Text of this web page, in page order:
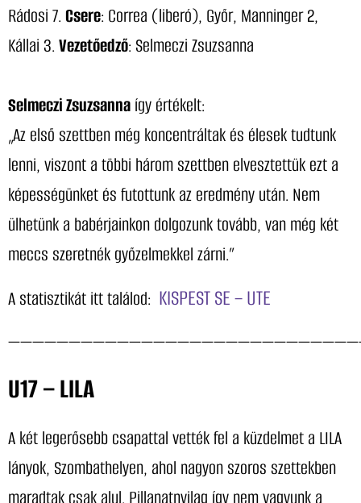
Rádosi 7.Csere: Correa (liberó), Győr, Manninger 2,
Kállai 3.Vezetőedző: Selmeczi Zsuzsanna
Selmeczi Zsuzsannaígy értékelt:
„Az első szettben még koncentráltak és élesek tudtunk
lenni, viszont a többi három szettben elvesztettük ezt a
képességünket és futottunk az eredmény után. Nem
ülhetünk a babérjainkon dolgozunk tovább, van még két
meccs szeretnék győzelmekkel zárni.”
A statisztikát itt találod: KISPEST SE – UTE
U17 – LILA
A két legerősebb csapattal vették fel a küzdelmet a LILA
lányok, Szombathelyen, ahol nagyon szoros szettekben
maradtak csak alul. Pillanatnyilag így nem vagyunk a